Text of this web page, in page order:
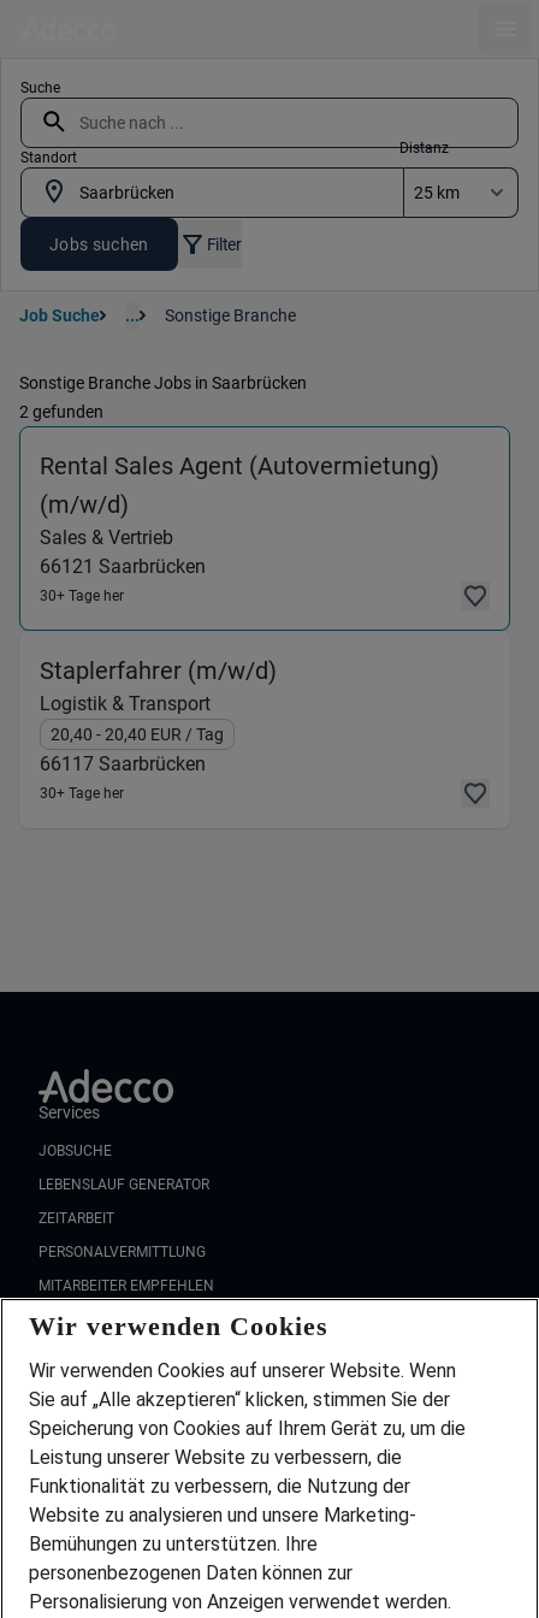
Suche
Standort
Distanz
Jobs suchen Filter
Job Suche ... Sonstige Branche
Sonstige Branche Jobs in Saarbrücken
2 gefunden
Rental Sales Agent (Autovermietung)
(m/w/d)
Sales & Vertrieb
66121 Saarbrücken
30+ Tage her
Staplerfahrer (m/w/d)
Logistik & Transport
20,40 - 20,40 EUR / Tag
66117 Saarbrücken
30+ Tage her
Services
JOBSUCHE
LEBENSLAUF GENERATOR
ZEITARBEIT
PERSONALVERMITTLUNG
MITARBEITER EMPFEHLEN
FAQ
Wir stellen ein!
DEINE BERUFSGRUPPE
DEINE LEBENSSITUATION
PARTNERSHIP WITH AIRBUS
INITIATIV BEWERBEN
ÜBER UNS
STANDORTE
Wir verwenden Cookies
Wir verwenden Cookies auf unserer Website. Wenn
Sie auf „Alle akzeptieren“ klicken, stimmen Sie der
Speicherung von Cookies auf Ihrem Gerät zu, um die
Leistung unserer Website zu verbessern, die
Funktionalität zu verbessern, die Nutzung der
Website zu analysieren und unsere Marketing-
Bemühungen zu unterstützen. Ihre
personenbezogenen Daten können zur
Personalisierung von Anzeigen verwendet werden.